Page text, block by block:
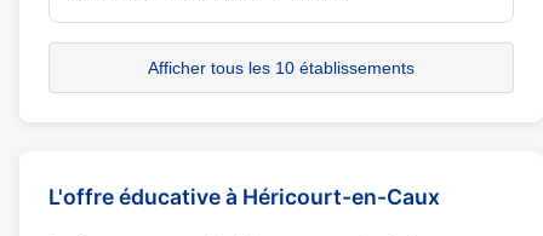
Afficher tous les 10 établissements
L'offre éducative à Héricourt-en-Caux